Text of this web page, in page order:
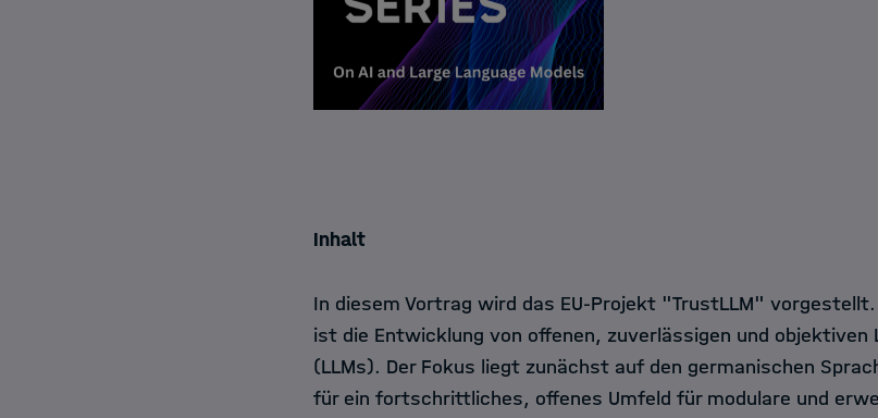
Inhalt
In diesem Vortrag wird das EU-Projekt "TrustLLM"
ist die Entwicklung von offenen, zuverlässigen und objektiven
(LLMs). Der Fokus liegt zunächst auf den germanischen
für ein fortschrittliches, offenes Umfeld für modulare und